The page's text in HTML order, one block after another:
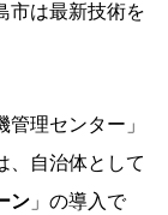
市は最新技術を
理センター」
、自治体として
ン 」の導入で